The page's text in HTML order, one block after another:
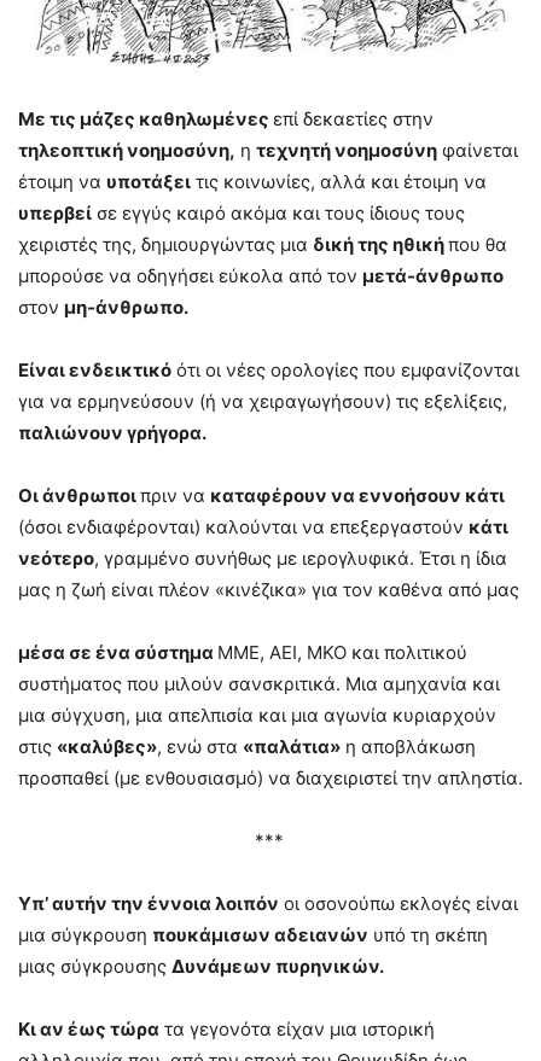
Με τις μάζες καθηλωμένες επί δεκαετίες στην
τηλεοπτική νοημοσύνη, η τεχνητή νοημοσύνη φαίνεται
έτοιμη να υποτάξει τις κοινωνίες, αλλά και έτοιμη να
υπερβεί σε εγγύς καιρό ακόμα και τους ίδιους τους
χειριστές της, δημιουργώντας μια δική της ηθικήπου θα
μπορούσε να οδηγήσει εύκολα από τον μετά-άνθρωπο
στον μη-άνθρωπο.
Είναι ενδεικτικό ότι οι νέες ορολογίες που εμφανίζονται
για να ερμηνεύσουν (ή να χειραγωγήσουν) τις εξελίξεις,
παλιώνουν γρήγορα.
Οι άνθρωποιπριν να καταφέρουν να εννοήσουν κάτι
(όσοι ενδιαφέρονται) καλούνται να επεξεργαστούν κάτι
νεότερο, γραμμένο συνήθως με ιερογλυφικά. Έτσι η ίδια
μας η ζωή είναι πλέον «κινέζικα» για τον καθένα από μας
μέσα σε ένα σύστημα ΜΜΕ, ΑΕΙ, ΜΚΟ και πολιτικού
συστήματος που μιλούν σανσκριτικά. Μια αμηχανία και
μια σύγχυση, μια απελπισία και μια αγωνία κυριαρχούν
στις «καλύβες», ενώ στα «παλάτια» η αποβλάκωση
προσπαθεί (με ενθουσιασμό) να διαχειριστεί την απληστία.
***
Υπ’ αυτήν την έννοια λοιπόν οι οσονούπω εκλογές είναι
μια σύγκρουση πουκάμισων αδειανών υπό τη σκέπη
μιας σύγκρουσης Δυνάμεων πυρηνικών.
Κι αν έως τώρα τα γεγονότα είχαν μια ιστορική